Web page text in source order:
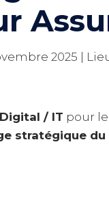
2025 |
/ IT pour
stratégique